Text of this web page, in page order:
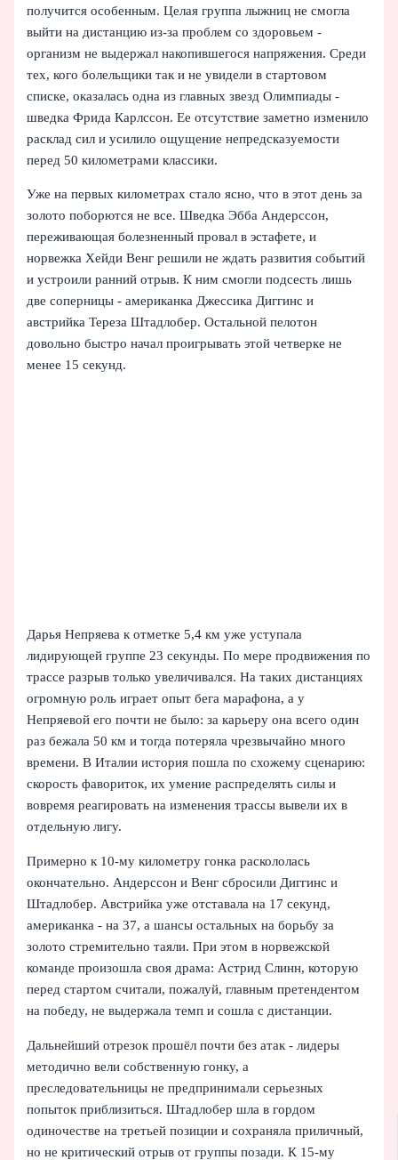
получится особенным. Целая группа лыжниц не смогла
выйти на дистанцию из‑за проблем со здоровьем -
организм не выдержал накопившегося напряжения. Среди
тех, кого болельщики так и не увидели в стартовом
списке, оказалась одна из главных звезд Олимпиады -
шведка Фрида Карлссон. Ее отсутствие заметно изменило
расклад сил и усилило ощущение непредсказуемости
перед 50 километрами классики.
Уже на первых километрах стало ясно, что в этот день за
золото поборются не все. Шведка Эбба Андерссон,
переживающая болезненный провал в эстафете, и
норвежка Хейди Венг решили не ждать развития событий
и устроили ранний отрыв. К ним смогли подсесть лишь
две соперницы - американка Джессика Диггинс и
австрийка Тереза Штадлобер. Остальной пелотон
довольно быстро начал проигрывать этой четверке не
менее 15 секунд.
Дарья Непряева к отметке 5,4 км уже уступала
лидирующей группе 23 секунды. По мере продвижения по
трассе разрыв только увеличивался. На таких дистанциях
огромную роль играет опыт бега марафона, а у
Непряевой его почти не было: за карьеру она всего один
раз бежала 50 км и тогда потеряла чрезвычайно много
времени. В Италии история пошла по схожему сценарию:
скорость фавориток, их умение распределять силы и
вовремя реагировать на изменения трассы вывели их в
отдельную лигу.
Примерно к 10-му километру гонка раскололась
окончательно. Андерссон и Венг сбросили Диггинс и
Штадлобер. Австрийка уже отставала на 17 секунд,
американка - на 37, а шансы остальных на борьбу за
золото стремительно таяли. При этом в норвежской
команде произошла своя драма: Астрид Слинн, которую
перед стартом считали, пожалуй, главным претендентом
на победу, не выдержала темп и сошла с дистанции.
Дальнейший отрезок прошёл почти без атак - лидеры
методично вели собственную гонку, а
преследовательницы не предпринимали серьезных
попыток приблизиться. Штадлобер шла в гордом
одиночестве на третьей позиции и сохраняла приличный,
но не критический отрыв от группы позади. К 15-му